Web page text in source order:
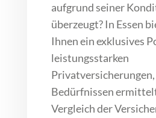
aufgrund seiner
überzeugt? In Essen
Ihnen ein exklusives
leistungsstarken
Bedürfnissen
Vergleich der